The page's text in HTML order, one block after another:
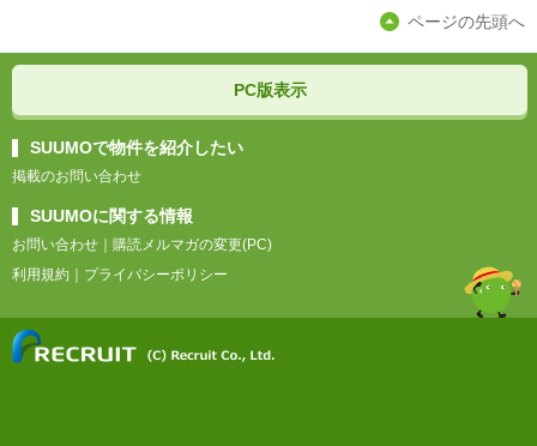
ページの先頭へ
PC版表示
SUUMOで物件を紹介したい
掲載のお問い合わせ
SUUMOに関する情報
お問い合わせ
購読メルマガの変更(PC)
利用規約
プライバシーポリシー